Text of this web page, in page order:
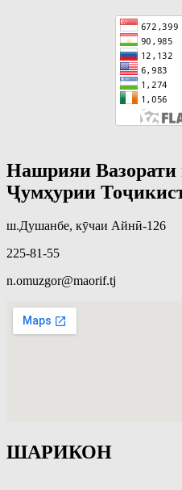
Нашрияи
Ҷумҳурии
ш.Душанбе, кӯчаи Айнӣ-126
225-81-55
n.omuzgor@maorif.tj
ШАРИКОН